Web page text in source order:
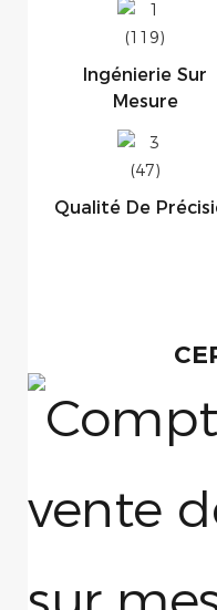
Ingénierie Sur
Mesure
Qualité De